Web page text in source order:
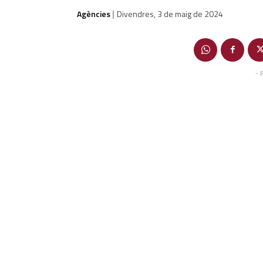
Agències | Divendres, 3 de maig de 2024
-